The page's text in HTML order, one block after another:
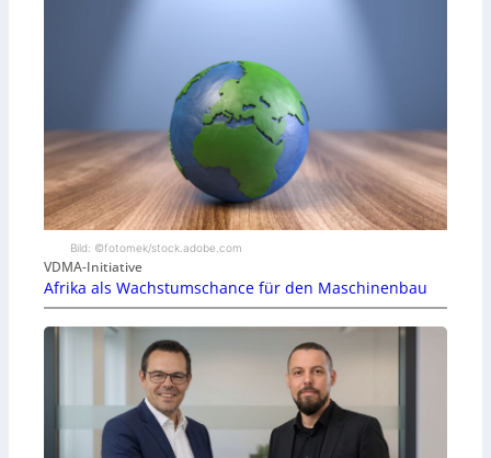
Bild: ©fotomek/stock.adobe.com
VDMA-Initiative
Afrika als Wachstumschance für den Maschinenbau